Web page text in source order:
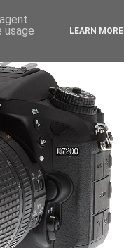
usage
LEARN MORE